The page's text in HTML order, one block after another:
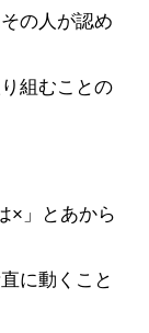
の人が認め
組むことの
×」とあから
に動くこと